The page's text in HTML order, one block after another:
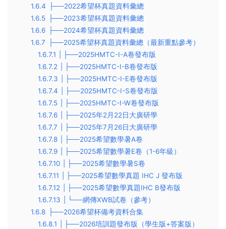
1.6.4
├──2022希望杯真題資料彙總
1.6.5
├──2023希望杯真題資料彙總
1.6.6
├──2024希望杯真題資料彙總
1.6.7
├──2025希望杯真題資料彙總（最新重點參考）
1.6.7.1
| ├──2025HMTC-I-A卷發布版
1.6.7.2
| ├──2025HMTC-I-B卷發布版
1.6.7.3
| ├──2025HMTC-I-E卷發布版
1.6.7.4
| ├──2025HMTC-I-S卷發布版
1.6.7.5
| ├──2025HMTC-I-W卷發布版
1.6.7.6
| ├──2025年2月22日大廣研學
1.6.7.7
| ├──2025年7月26日大廣研學
1.6.7.8
| ├──2025希望數學暑A卷
1.6.7.9
| ├──2025希望數學暑E卷（1-6年級）
1.6.7.10
| ├──2025希望數學暑S卷
1.6.7.11
| ├──2025希望數學真題 IHC J 發布版
1.6.7.12
| ├──2025希望數學真題IHC B發布版
1.6.7.13
| └──網傳XWB試卷（參考）
1.6.8
├──2026希望杯備考資料合集
1.6.8.1
| ├──2026培訓題發布版（學生版+答案版）